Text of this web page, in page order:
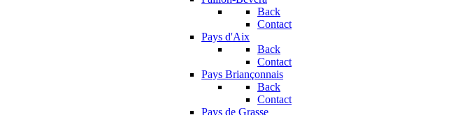
Back
Contact
Pays d'Aix
Back
Contact
Pays Briançonnais
Back
Contact
Pays de Grasse